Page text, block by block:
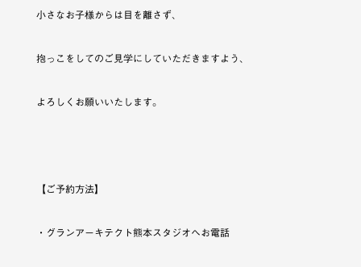
小さなお子様からは目を離さず、
抱っこをしてのご見学にしていただきますよう、
よろしくお願いいたします。
【ご予約方法】
・グランアーキテクト熊本スタジオへお電話